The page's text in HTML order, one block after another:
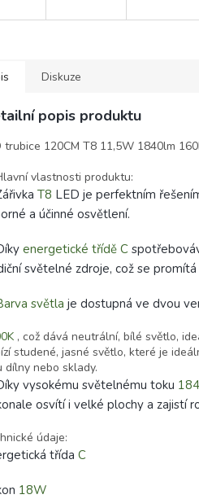
Diskuze
popis produktu
trubice 120CM T8 11,5W 1840lm
vlastnosti produktu:
T8 LED je perfektním
a účinné osvětlení.
energetické třídě C
světelné zdroje, což se
světla je dostupná ve dvou
, což dává neutrální, bílé světlo,
studené, jasné světlo, které je
dílny nebo sklady.
vysokému světelnému toku
osvítí i velké plochy a zajistí
údaje:
třída C
18W